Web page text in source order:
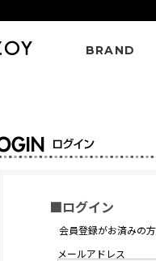
BRAND
■ログイン
会員登録がお済みの
メールアドレス